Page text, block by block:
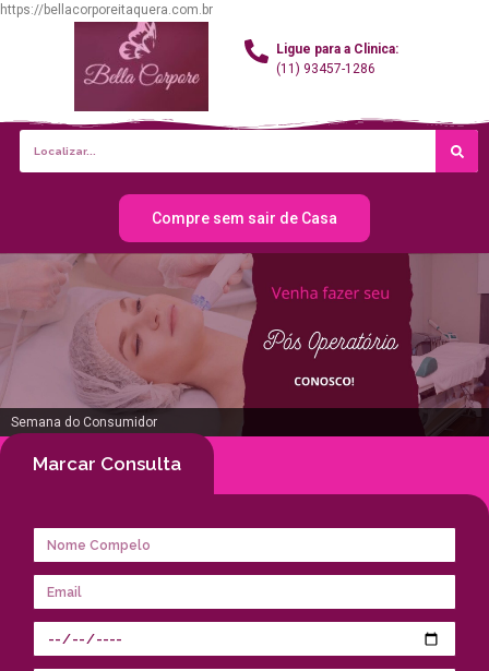
https://bellacorporeitaquera.com.br
Ligue para a Clinica:
(11) 93457-1286
Compre sem sair de Casa
Semana do Consumidor
Marcar Consulta